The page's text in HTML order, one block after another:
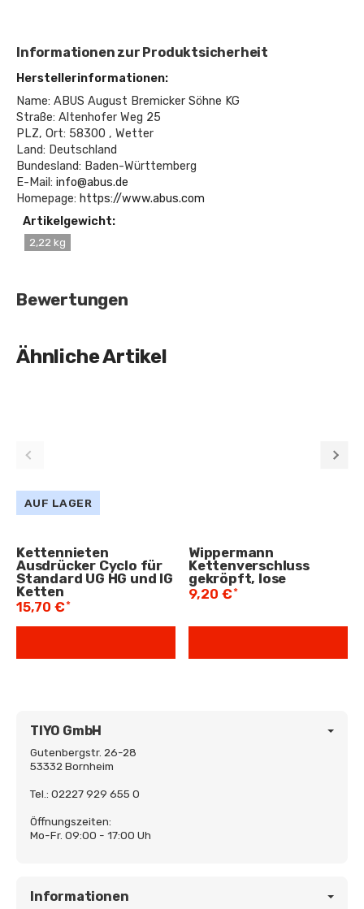
Informationen zur Produktsicherheit
Herstellerinformationen:
Name: ABUS August Bremicker Söhne KG
Straße: Altenhofer Weg 25
PLZ, Ort: 58300 , Wetter
Land: Deutschland
Bundesland: Baden-Württemberg
E-Mail: info@abus.de
Homepage: https://www.abus.com
Artikelgewicht:
2,22 kg
Bewertungen
Ähnliche Artikel
AUF LAGER
Kettennieten
Ausdrücker Cyclo für
Standard UG HG und IG
Ketten
15,70 €*
Wippermann
Kettenverschluss
gekröpft, lose
9,20 €*
TIYO GmbH
Gutenbergstr. 26-28
53332 Bornheim
Tel.: 02227 929 655 0
Öffnungszeiten:
Mo-Fr. 09:00 - 17:00 Uh
Informationen